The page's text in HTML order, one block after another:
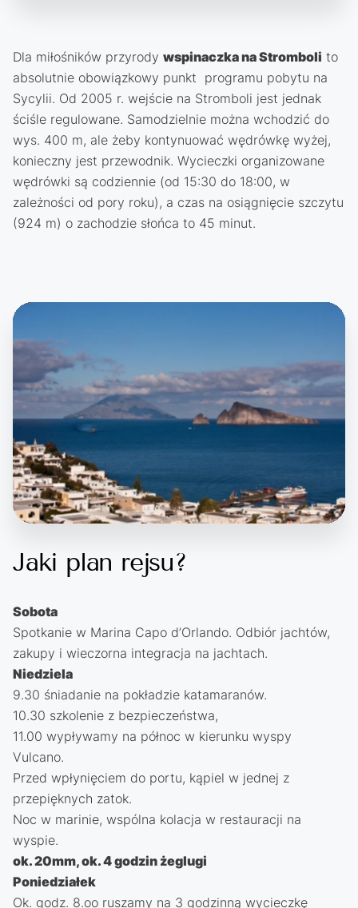
Dla miłośników przyrody wspinaczka na Stromboli to
absolutnie obowiązkowy punkt programu pobytu na
Sycylii. Od 2005 r. wejście na Stromboli jest jednak
ściśle regulowane. Samodzielnie można wchodzić do
wys. 400 m, ale żeby kontynuować wędrówkę wyżej,
konieczny jest przewodnik. Wycieczki organizowane
wędrówki są codziennie (od 15:30 do 18:00, w
zależności od pory roku), a czas na osiągnięcie szczytu
(924 m) o zachodzie słońca to 45 minut.
Jaki plan rejsu?
Sobota
Spotkanie w Marina Capo d’Orlando. Odbiór jachtów,
zakupy i wieczorna integracja na jachtach.
Niedziela
9.30 śniadanie na pokładzie katamaranów.
10.30 szkolenie z bezpieczeństwa,
11.00 wypływamy na północ w kierunku wyspy
Vulcano.
Przed wpłynięciem do portu, kąpiel w jednej z
przepięknych zatok.
Noc w marinie, wspólna kolacja w restauracji na
wyspie.
ok. 20mm, ok. 4 godzin żeglugi
Poniedziałek
Ok. godz. 8.oo ruszamy na 3 godzinną wycieczkę